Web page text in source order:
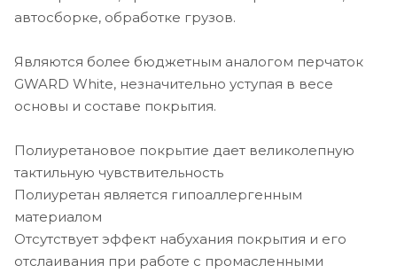
автосборке, обработке грузов.
Являются более бюджетным аналогом перчаток
GWARD White, незначительно уступая в весе
основы и составе покрытия.
Полиуретановое покрытие дает великолепную
тактильную чувствительность
Полиуретан является гипоаллергенным
материалом
Отсутствует эффект набухания покрытия и его
отслаивания при работе с промасленными